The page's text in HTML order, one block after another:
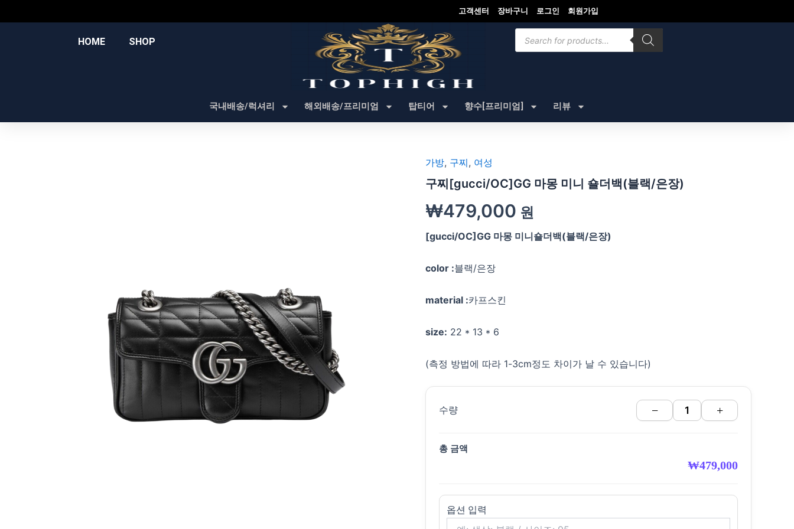
텐
고객센터 장바구니 로그인 회원가입
HOME SHOP
search
국내배송/럭셔리 해외배송/프리미엄 탑티어 향수[프리미엄] 리뷰
가방, 구찌, 여성
구찌[gucci/OC]GG 마몽 미니 숄더백(블랙/은장)
₩479,000 원
[gucci/OC]GG 마몽 미니숄더백(블랙/은장)
color :블랙/은장
material :카프스킨
size: 22 * 13 * 6
(측정 방법에 따라 1-3cm정도 차이가 날 수 있습니다)
수량 − +
총 금액
₩479,000
옵션 입력